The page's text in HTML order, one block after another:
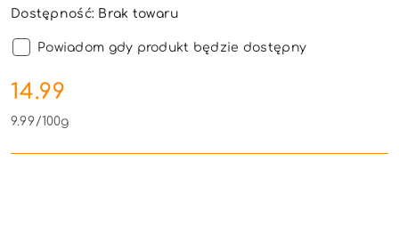
Dostępność: Brak towaru
Powiadom gdy produkt będzie dostępny
cena:
14.99
9.99/100g